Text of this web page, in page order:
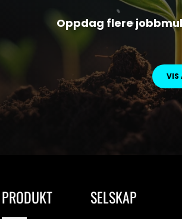
Oppdag flere
VIS
PRODUKT SELSKAP